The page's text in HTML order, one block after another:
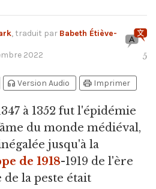
, traduit par Babeth Étiève-
2022 5
headphones Version Audio print Imprimer
à 1352 fut l'épidémie
du monde médiéval,
jusqu'à la
de 1918-1919 de l'ère
de la peste était